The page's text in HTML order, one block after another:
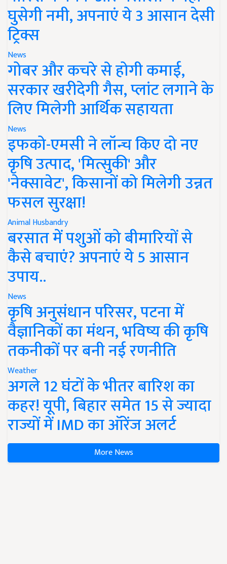
घुसेगी नमी, अपनाएं ये 3 आसान देसी
ट्रिक्स
News
गोबर और कचरे से होगी कमाई,
सरकार खरीदेगी गैस, प्लांट लगाने के
लिए मिलेगी आर्थिक सहायता
News
इफको-एमसी ने लॉन्च किए दो नए
कृषि उत्पाद, 'मित्सुकी' और
'नेक्सावेट', किसानों को मिलेगी उन्नत
फसल सुरक्षा!
Animal Husbandry
बरसात में पशुओं को बीमारियों से
कैसे बचाएं? अपनाएं ये 5 आसान
उपाय..
News
कृषि अनुसंधान परिसर, पटना में
वैज्ञानिकों का मंथन, भविष्य की कृषि
तकनीकों पर बनी नई रणनीति
Weather
अगले 12 घंटों के भीतर बारिश का
कहर! यूपी, बिहार समेत 15 से ज्यादा
राज्यों में IMD का ऑरेंज अलर्ट
More News